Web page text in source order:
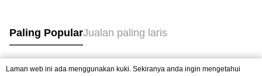
Paling PopularJualan paling laris
Laman web ini ada menggunakan kuki. Sekiranya anda ingin mengetahui